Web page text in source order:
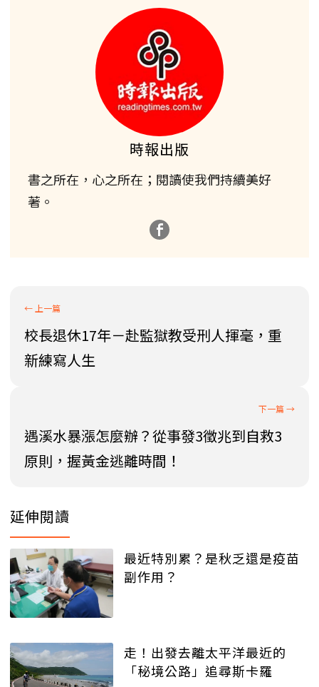
時報出版
書之所在，心之所在；閱讀使我們持續美好
著。
校長退休17年－赴監獄教受刑人揮毫，重
新練寫人生
遇溪水暴漲怎麼辦？從事發3徵兆到自救3
原則，握黃金逃離時間！
延伸閱讀
最近特別累？是秋乏還是疫苗
副作用？
走！出發去離太平洋最近的
「秘境公路」追尋斯卡羅